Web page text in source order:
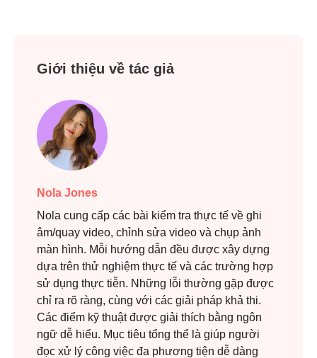
Giới thiệu về tác giả
Nola Jones
Nola cung cấp các bài kiểm tra thực tế về ghi
âm/quay video, chỉnh sửa video và chụp ảnh
màn hình. Mỗi hướng dẫn đều được xây dựng
dựa trên thử nghiệm thực tế và các trường hợp
sử dụng thực tiễn. Những lỗi thường gặp được
chỉ ra rõ ràng, cùng với các giải pháp khả thi.
Các điểm kỹ thuật được giải thích bằng ngôn
ngữ dễ hiểu. Mục tiêu tổng thể là giúp người
đọc xử lý công việc đa phương tiện dễ dàng